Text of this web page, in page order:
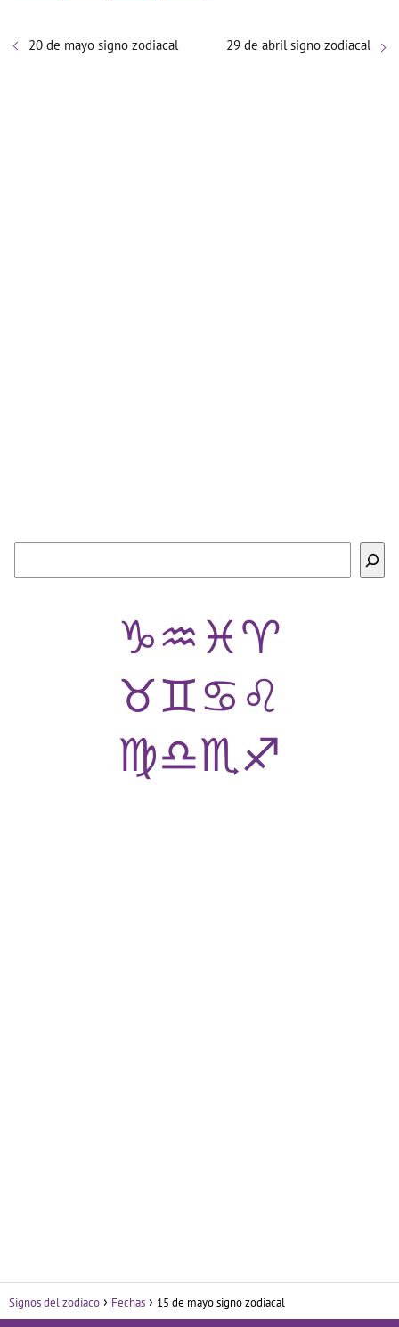
20 de mayo signo zodiacal 29 de abril signo zodiacal
♑♒♓♈
♉♊♋♌
♍♎♏♐
Signos del zodiaco Fechas 15 de mayo signo zodiacal